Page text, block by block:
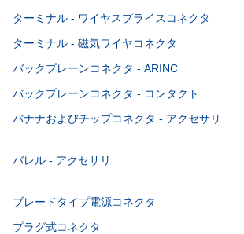
ターミナル - ワイヤスプライスコネクタ
ターミナル - 磁気ワイヤコネクタ
バックプレーンコネクタ - ARINC
バックプレーンコネクタ - コンタクト
バナナおよびチップコネクタ - アクセサリ
バレル - アクセサリ
ブレードタイプ電源コネクタ
プラグ式コネクタ